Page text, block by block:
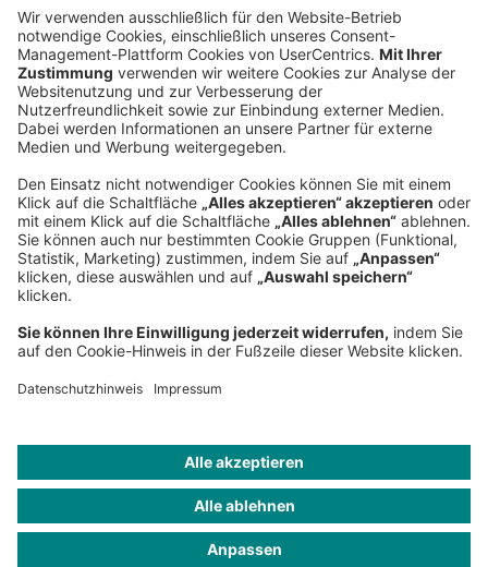
Sederanger 1
80538 München
Deutschland
Telefon:
+49 89 9230-0
Fax:
+49 89 9230-8202
NEWSROOM
IMPRESSUM
HILFE
DATENSCHUTZ
KONTAKT
IMAGE CREDITS